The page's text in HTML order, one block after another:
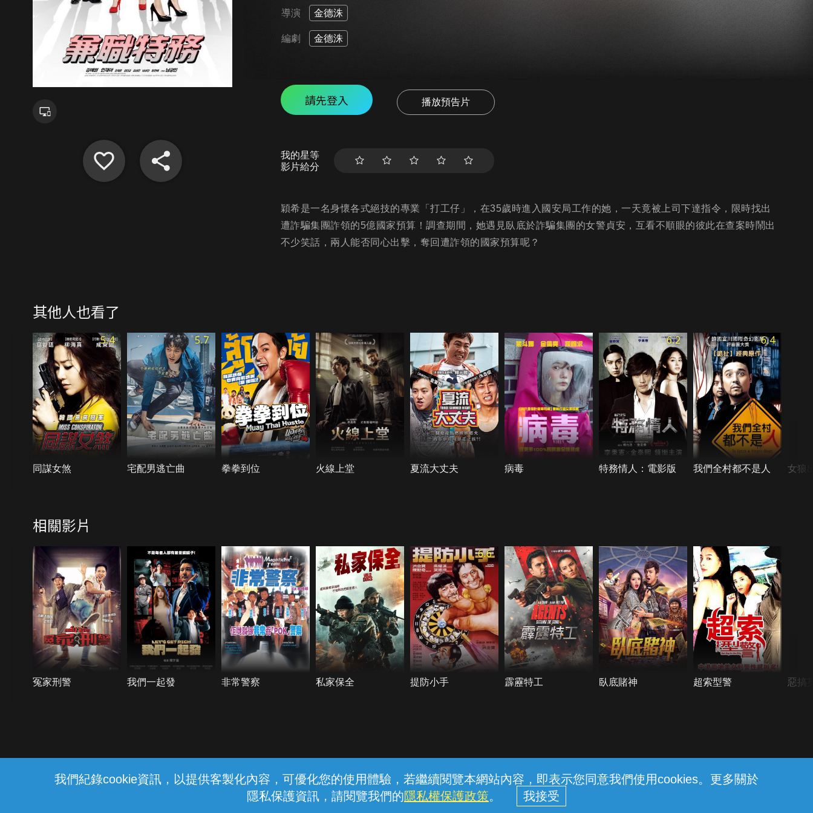
我們紀錄cookie資訊，以提供客製化內容，可優化您的使用體驗，若繼續閱覽本網站內容，即表示您同意我們使用cookies。更多關於
隱私保護資訊，請閱覽我們的隱私權保護政策。
導演 金德洙
編劇 金德洙
請先登入 播放預告片
我的星等
影片給分
穎希是一名身懷各式絕技的專業「打工仔」，在35歲時進入國安局工作的她，一天竟被上司下達指令，限時找出
遭詐騙集團詐領的5億國家預算！調查期間，她遇見臥底於詐騙集團的女警貞安，互看不順眼的彼此在查案時鬧出
不少笑話，兩人能否同心出擊，奪回遭詐領的國家預算呢？
其他人也看了
5.4
同謀女煞
5.7
宅配男逃亡曲 拳拳到位 火線上堂 夏流大丈夫 病毒
6.2
特務情人：電影版
6.4
我們全村都不是人 女狼
相關影片
冤家刑警 我們一起發 非常警察 私家保全
6.6
提防小手 霹靂特工 臥底賭神 超索型警 惡搞
線上客服 服務條款 隱私權保護
中華電信股份有限公司個人家庭分公司 (統一編號：96979949) © 2026